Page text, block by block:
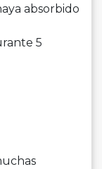
absorbido
5